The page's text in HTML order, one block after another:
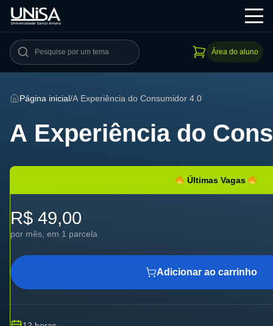
Área do aluno
Página inicial/A Experiência do Consumidor 4.0
A Experiência do
Últimas Vagas
R$ 49,00
por mês, em 1 parcela
Adicionar ao carrinho